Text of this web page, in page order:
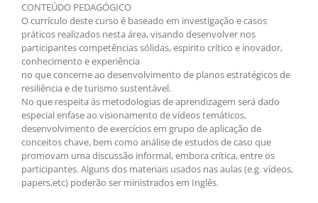
CONTEÚDO PEDAGÓGICO
O currículo deste curso é baseado em investigação e casos
práticos realizados nesta área, visando desenvolver nos
participantes competências sólidas, espirito crítico e inovador,
conhecimento e experiência
no que concerne ao desenvolvimento de planos estratégicos de
resiliência e de turismo sustentável.
No que respeita às metodologias de aprendizagem será dado
especial enfase ao visionamento de vídeos temáticos,
desenvolvimento de exercícios em grupo de aplicação de
conceitos chave, bem como análise de estudos de caso que
promovam uma discussão informal, embora crítica, entre os
participantes. Alguns dos materiais usados nas aulas (e.g. vídeos,
papers,etc) poderão ser ministrados em Inglês.